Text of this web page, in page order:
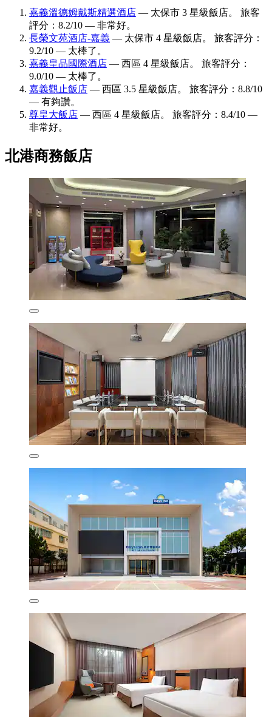
嘉義溫德姆戴斯精選酒店 — 太保市 3 星級飯店。 旅客
評分：8.2/10 — 非常好。
長榮文苑酒店-嘉義 — 太保市 4 星級飯店。 旅客評分：
9.2/10 — 太棒了。
嘉義皇品國際酒店 — 西區 4 星級飯店。 旅客評分：
9.0/10 — 太棒了。
嘉義觀止飯店 — 西區 3.5 星級飯店。 旅客評分：8.8/10
— 有夠讚。
尊皇大飯店 — 西區 4 星級飯店。 旅客評分：8.4/10 —
非常好。
北港商務飯店